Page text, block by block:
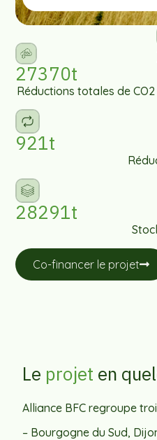
Réductions totales de CO2
27370t
921t
28291t
Co-financer le projet
Le projet en
Alliance BFC regroupe
– Bourgogne du Sud,